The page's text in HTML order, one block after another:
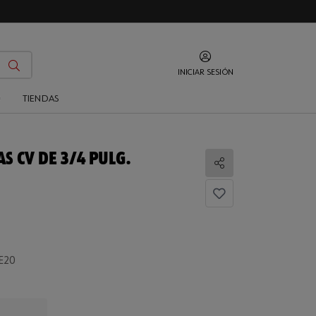
INICIAR SESIÓN
TIENDAS
CV DE 3/4 PULG.
Compartir